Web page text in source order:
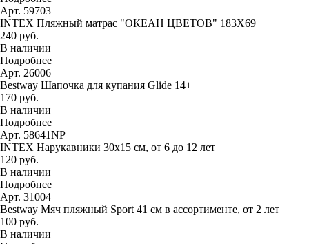
Арт. 59703
INTEX Пляжный матрас "ОКЕАН ЦВЕТОВ" 183Х69
240 руб.
В наличии
Подробнее
Арт. 26006
Bestway Шапочка для купания Glide 14+
170 руб.
В наличии
Подробнее
Арт. 58641NP
INTEX Нарукавники 30х15 см, от 6 до 12 лет
120 руб.
В наличии
Подробнее
Арт. 31004
Bestway Мяч пляжный Sport 41 см в ассортименте, от 2 лет
100 руб.
В наличии